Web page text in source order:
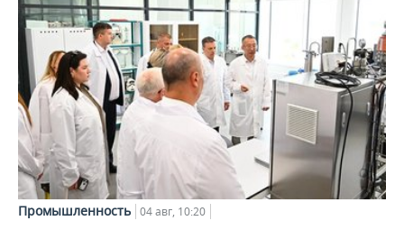
Промышленность 04 авг, 10:20